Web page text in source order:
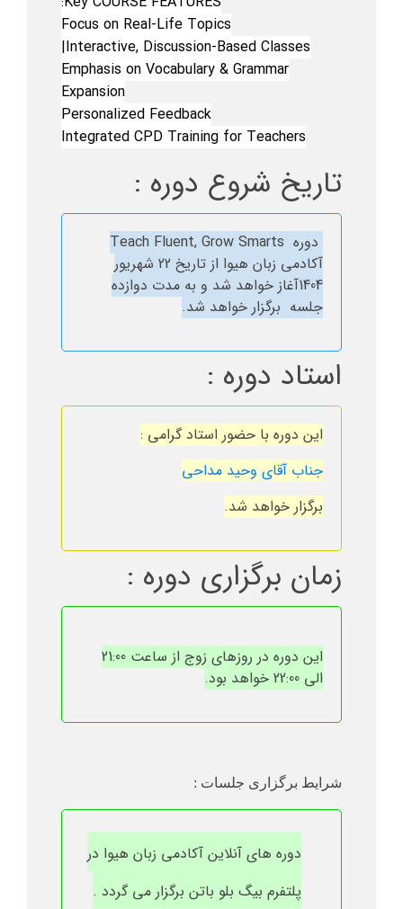
Focus on Real-Life Topics
Interactive, Discussion-Based Classes|
Emphasis on Vocabulary & Grammar
Expansion
Personalized Feedback
Integrated CPD Training for Teachers
تاریخ شروع دوره :
دوره Teach Fluent, Grow Smarts
آکادمی زبان هیوا از تاریخ 22 شهریور
1404آغاز خواهد شد و به مدت دوازده
جلسه برگزار خواهد شد.
استاد دوره :
این دوره با حضور استاد گرامی :
جناب آقای وحید مداحی
برگزار خواهد شد.
زمان برگزاری دوره :
این دوره در روزهای زوج از ساعت 21:00
الی 22:00 خواهد بود.
شرایط برگزاری جلسات :
دوره های آنلاین آکادمی زبان هیوا در
پلتفرم بیگ بلو باتن برگزار می گردد .